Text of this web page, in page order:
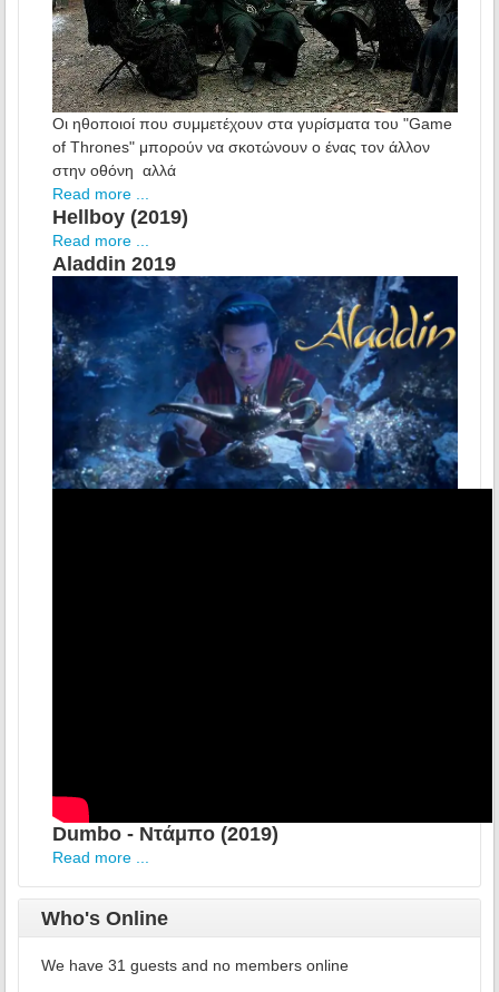
Οι ηθοποιοί που συμμετέχουν στα γυρίσματα του "Game
of Thrones" μπορούν να σκοτώνουν ο ένας τον άλλον
στην οθόνη αλλά
Read more ...
Hellboy (2019)
Read more ...
Aladdin 2019
Dumbo - Ντάμπο (2019)
Read more ...
Who's Online
We have 31 guests and no members online